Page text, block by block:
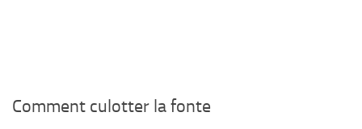
Comment culotter la fonte